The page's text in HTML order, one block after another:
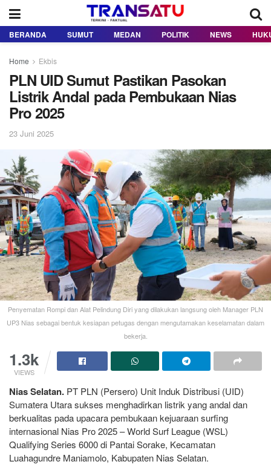
BERANDA SUMUT MEDAN POLITIK NEWS
Home Ekbis
PLN UID Sumut Pastikan Pasokan
Listrik Andal pada Pembukaan Nias
Pro 2025
23 Juni 2025
Penyematan Rompi dan Alat Pelindung Diri yang dilakukan langsung oleh Manager PLN
UP3 Nias sebagai bentuk kesiapan petugas dengan mengutamakan keselamatan dalam
bekerja.
1.3k
VIEWS
Nias Selatan. PT PLN (Persero) Unit Induk Distribusi (UID)
Sumatera Utara sukses menghadirkan listrik yang andal dan
berkualitas pada upacara pembukaan kejuaraan surfing
internasional Nias Pro 2025 – World Surf League (WSL)
Qualifying Series 6000 di Pantai Sorake, Kecamatan
Luahagundre Maniamolo, Kabupaten Nias Selatan.